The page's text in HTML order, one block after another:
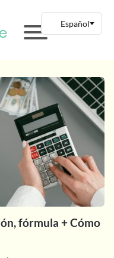
fórmula + Cómo